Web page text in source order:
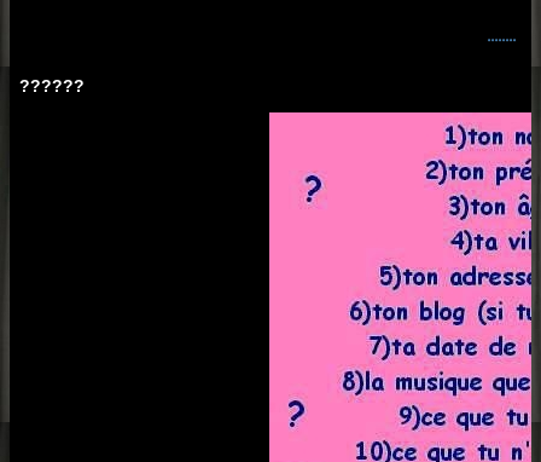
........
??????